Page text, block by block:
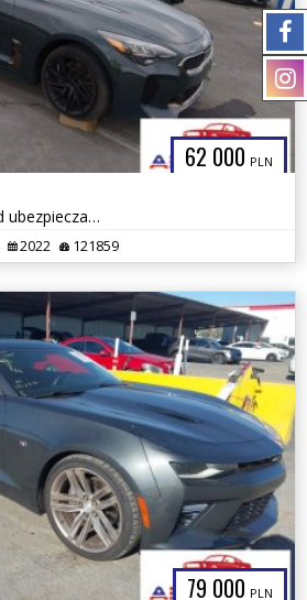
62 000 PLN
2022r., Gt-Line, 2.5L, od ubezpieczalni
2022 121859
79 000 PLN